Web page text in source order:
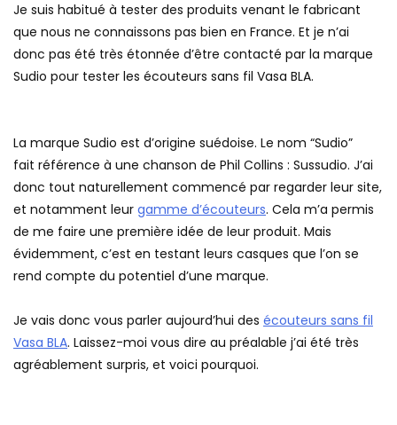
Je suis habitué à tester des produits venant le fabricant
que nous ne connaissons pas bien en France. Et je n’ai
donc pas été très étonnée d’être contacté par la marque
Sudio pour tester les écouteurs sans fil Vasa BLA.
La marque Sudio est d’origine suédoise. Le nom “Sudio”
fait référence à une chanson de Phil Collins : Sussudio. J’ai
donc tout naturellement commencé par regarder leur site,
et notamment leur gamme d’écouteurs. Cela m’a permis
de me faire une première idée de leur produit. Mais
évidemment, c’est en testant leurs casques que l’on se
rend compte du potentiel d’une marque.
Je vais donc vous parler aujourd’hui des écouteurs sans fil
Vasa BLA. Laissez-moi vous dire au préalable j’ai été très
agréablement surpris, et voici pourquoi.